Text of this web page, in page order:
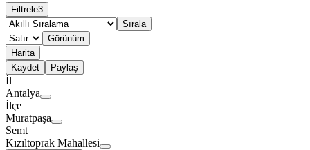
Filtrele3
Sırala
Görünüm
Harita
Kaydet
Paylaş
İl
Antalya
İlçe
Muratpaşa
Semt
Kızıltoprak Mahallesi